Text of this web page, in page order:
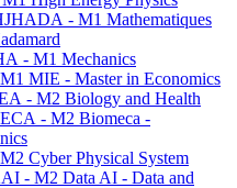
- M1 Mathematiques
- M1 Mechanics
MIE - Master in Economics
- M2 Biology and Health
- M2 Biomeca -
Cyber Physical System
- M2 Data AI - Data and